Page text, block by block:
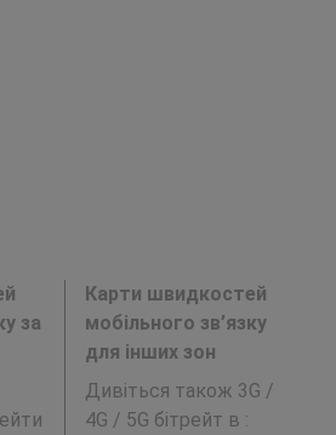
за
Карти швидкостей
мобільного зв’язку
для інших зон
Дивіться також 3G /
4G / 5G бітрейт в :